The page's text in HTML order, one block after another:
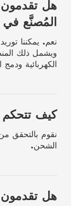
هل تقدمون
المُصنَّع في
نعم. يمكننا
ويشمل ذلك
الكهربائية ودمج
كيف تتحكم
نقوم بالتحقق من
الشحن.
هل تقدمون